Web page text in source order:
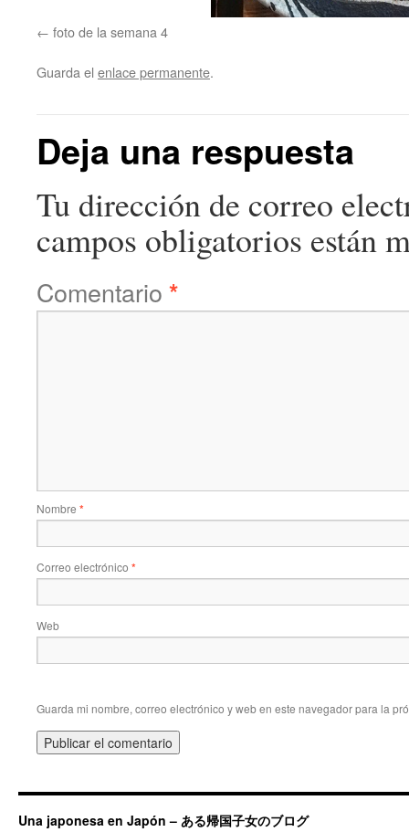
foto de la semana 4
Guarda el enlace permanente.
Deja una respuesta
Tu dirección de correo
campos obligatorios están
Comentario *
Nombre *
Correo electrónico *
Web
Guarda mi nombre, correo electrónico y web en este navegador para la
Una japonesa en Japón – ある帰国子女のブログ